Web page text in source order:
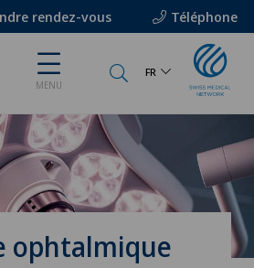
rendez-vous Téléphone
MENU
FR
ophtalmique